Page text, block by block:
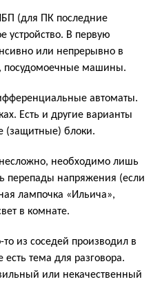
(для ПК последние
устройство. В первую
или непрерывно в
посудомоечные машины.
автоматы.
Есть и другие варианты
(защитные) блоки.
несложно, необходимо лишь
перепады напряжения (если
лампочка «Ильича»,
в комнате.
из соседей производил в
тема для разговора.
или некачественный